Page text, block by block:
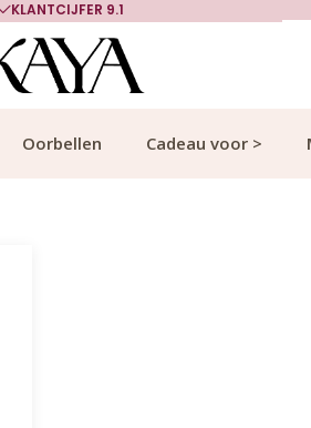
Oorbellen Cadeau voor >